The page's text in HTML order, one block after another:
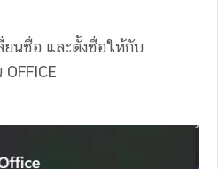
ยนชื่อ และตั้งชื่อให้กับ